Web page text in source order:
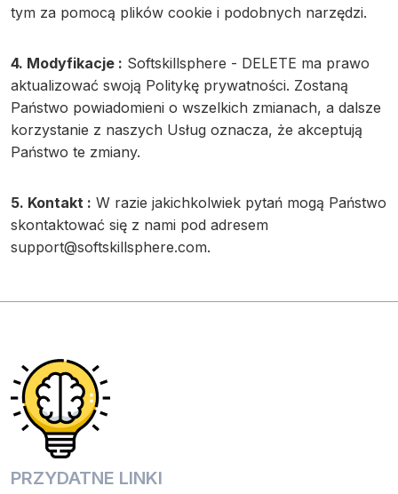
tym za pomocą plików cookie i podobnych narzędzi.
4. Modyfikacje : Softskillsphere - DELETE ma prawo
aktualizować swoją Politykę prywatności. Zostaną
Państwo powiadomieni o wszelkich zmianach, a dalsze
korzystanie z naszych Usług oznacza, że akceptują
Państwo te zmiany.
5. Kontakt : W razie jakichkolwiek pytań mogą Państwo
skontaktować się z nami pod adresem
support@softskillsphere.com.
PRZYDATNE LINKI